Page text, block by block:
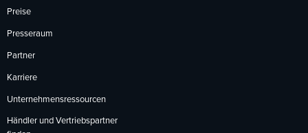
Preise
Presseraum
Partner
Karriere
Unternehmensressourcen
Händler und Vertriebspartner